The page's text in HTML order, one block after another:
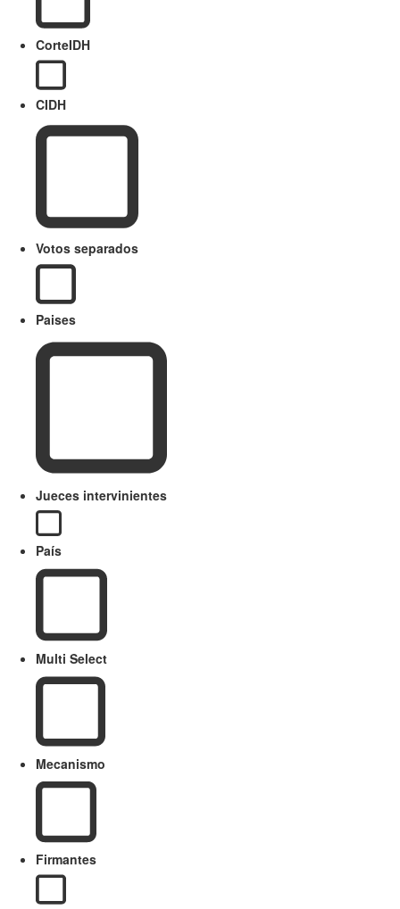
CorteIDH
CIDH
Votos separados
Paises
Jueces intervinientes
País
Multi Select
Mecanismo
Firmantes